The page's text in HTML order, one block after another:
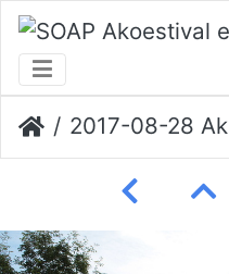
2017-08-28 Akoestival Erik Veerman